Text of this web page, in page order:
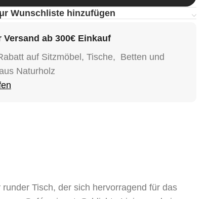
Wunschliste hinzufügen
ab 300€ Einkauf
auf Sitzmöbel, Tische, Betten und
Naturholz
Tisch, der sich hervorragend für das